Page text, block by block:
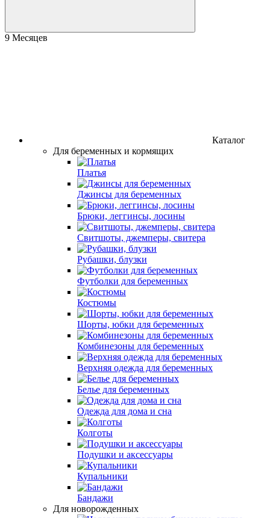
9 Месяцев
Каталог
Для беременных и кормящих
Платья
Джинсы для беременных
Брюки, леггинсы, лосины
Свитшоты, джемперы, свитера
Рубашки, блузки
Футболки для беременных
Костюмы
Шорты, юбки для беременных
Комбинезоны для беременных
Верхняя одежда для беременных
Белье для беременных
Одежда для дома и сна
Колготы
Подушки и аксессуары
Купальники
Бандажи
Для новорожденных